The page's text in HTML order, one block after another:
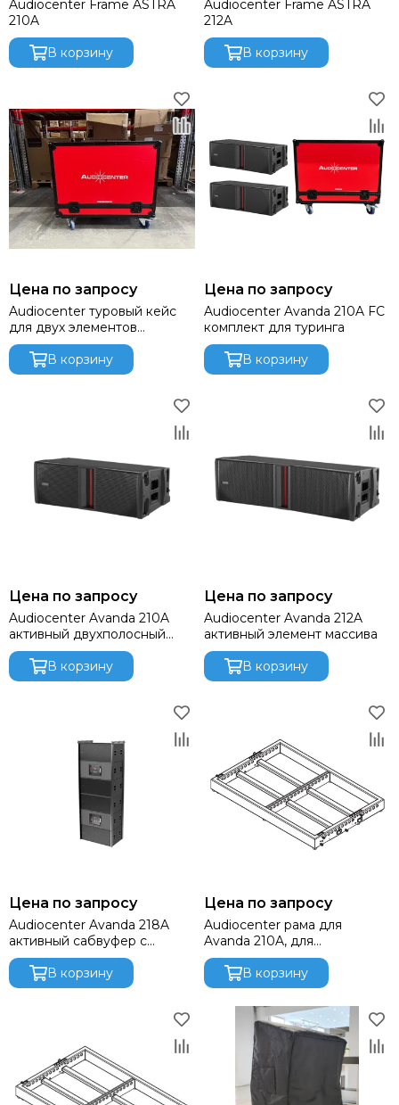
Audiocenter Frame ASTRA
210A
В корзину
Audiocenter Frame ASTRA
212A
В корзину
Цена по запросу
Audiocenter туровый кейс
для двух элементов
ASTRA210A, цвет красный
В корзину
Цена по запросу
Audiocenter Avanda 210A FC
комплект для туринга
В корзину
Цена по запросу
Audiocenter Avanda 210A
активный двухполосный
элемент линейного массива
В корзину
Цена по запросу
Audiocenter Avanda 212A
активный элемент массива
В корзину
Цена по запросу
Audiocenter Avanda 218A
активный сабвуфер с
опциональной системой
подвеса, динамики Beyma 2
х 18
В корзину
Цена по запросу
Audiocenter рама для
Avanda 210A, для
подвешивания и напольной
установки массива.
В корзину